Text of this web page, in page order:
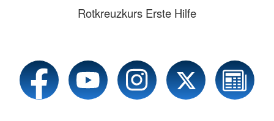
Rotkreuzkurs Erste Hilfe